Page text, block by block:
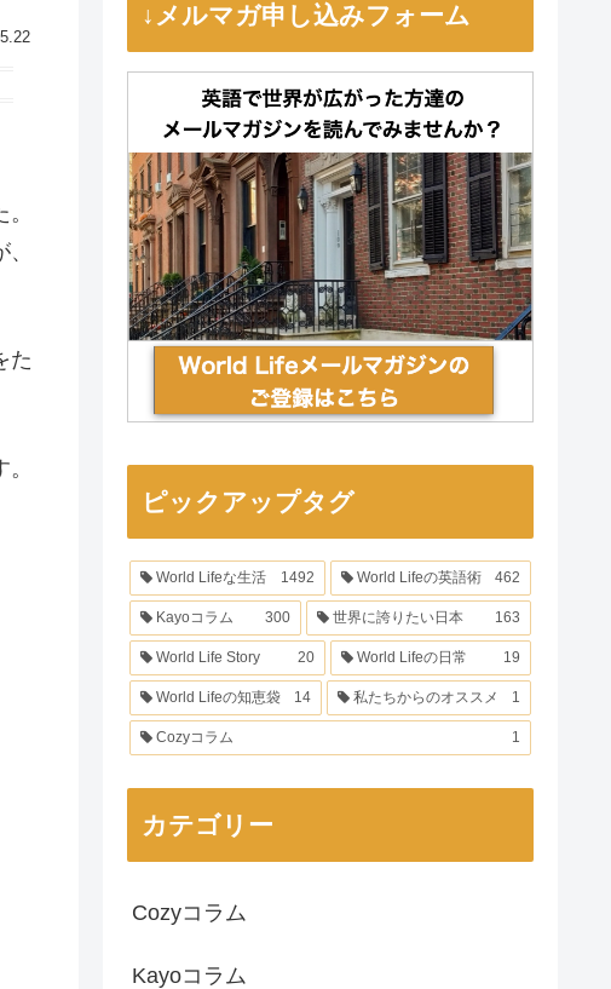
た
↓メルマガ申し込みフォーム
ピックアップタグ
World Lifeな生活 1492 World Lifeの英語術 462
Kayoコラム 300 世界に誇りたい日本 163
World Life Story 20 World Lifeの日常 19
World Lifeの知恵袋 14 私たちからのオススメ 1
Cozyコラム 1
カテゴリー
Cozyコラム
Kayoコラム